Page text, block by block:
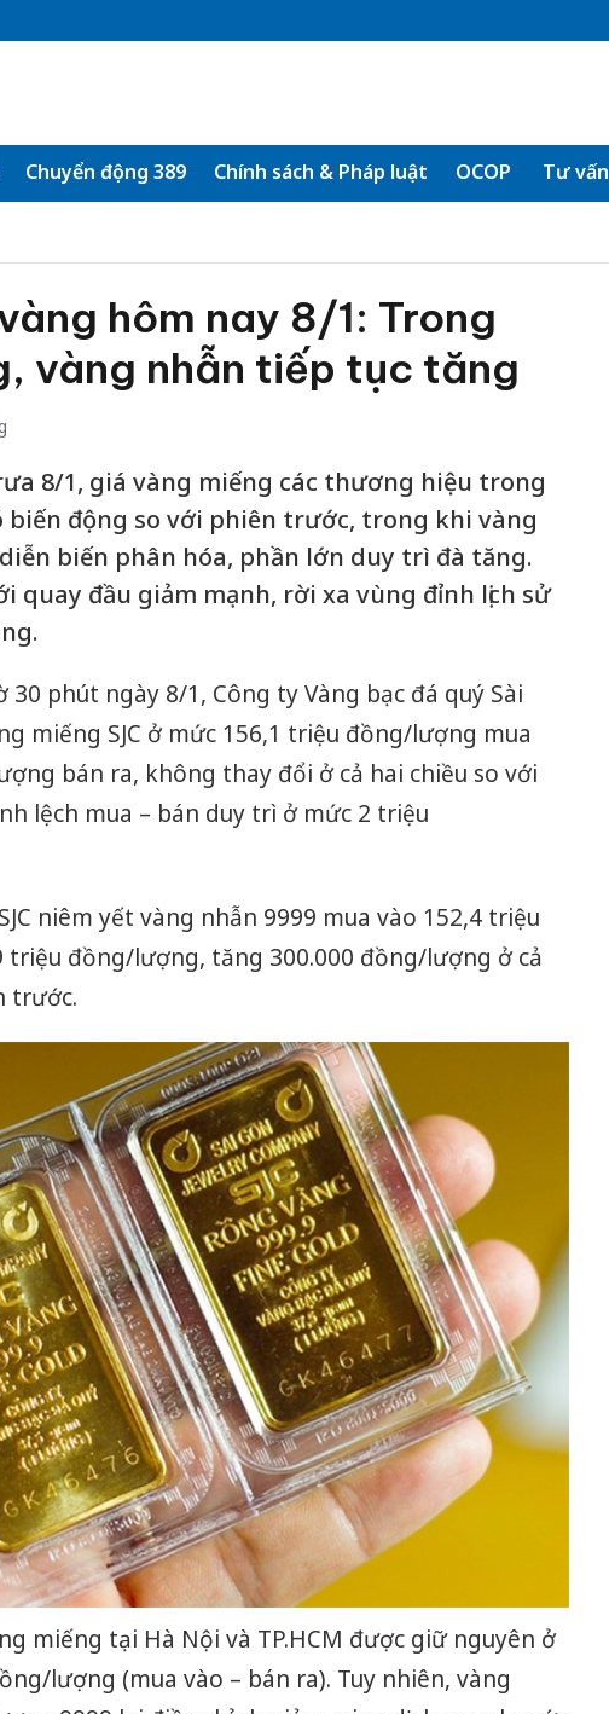
Chuyển động 389 Chính sách & Pháp luật OCOP Tư vấn
hôm nay 8/1: Trong
vàng nhẫn tiếp tục tăng
8/1, giá vàng miếng các thương hiệu trong
biến động so với phiên trước, trong khi vàng
biến phân hóa, phần lớn duy trì đà tăng.
quay đầu giảm mạnh, rời xa vùng đỉnh lịch sử
30 phút ngày 8/1, Công ty Vàng bạc đá quý Sài
miếng SJC ở mức 156,1 triệu đồng/lượng mua
bán ra, không thay đổi ở cả hai chiều so với
lệch mua – bán duy trì ở mức 2 triệu
niêm yết vàng nhẫn 9999 mua vào 152,4 triệu
đồng/lượng, tăng 300.000 đồng/lượng ở cả
trước.
miếng tại Hà Nội và TP.HCM được giữ nguyên ở
lượng (mua vào – bán ra). Tuy nhiên, vàng